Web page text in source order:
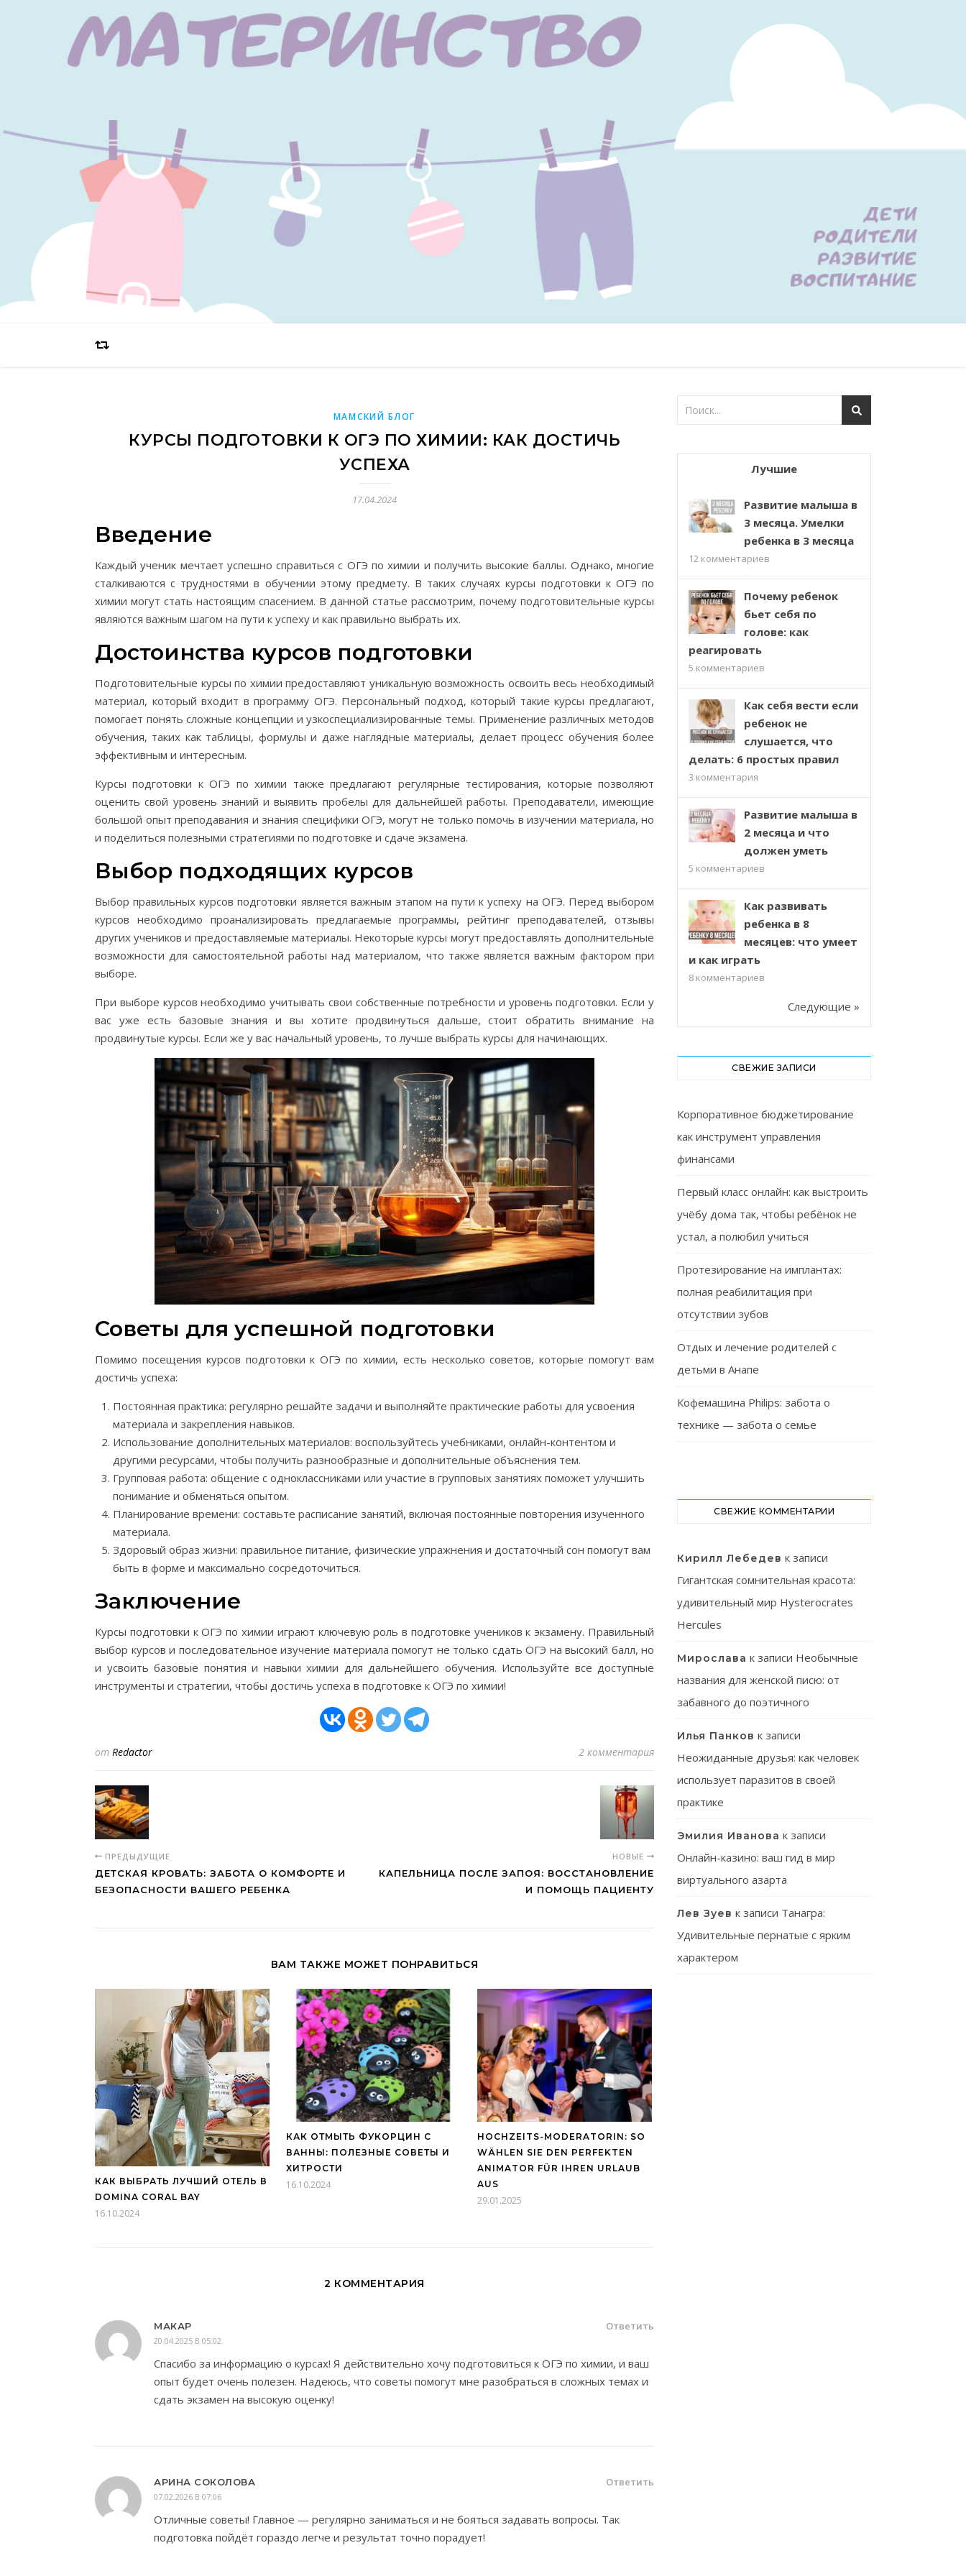
МАМСКИЙ БЛОГ
КУРСЫ ПОДГОТОВКИ К ОГЭ ПО ХИМИИ: КАК ДОСТИЧЬ
УСПЕХА
17.04.2024
Введение
Каждый ученик мечтает успешно справиться с ОГЭ по химии и получить высокие баллы. Однако, многие
сталкиваются с трудностями в обучении этому предмету. В таких случаях курсы подготовки к ОГЭ по
химии могут стать настоящим спасением. В данной статье рассмотрим, почему подготовительные курсы
являются важным шагом на пути к успеху и как правильно выбрать их.
Достоинства курсов подготовки
Подготовительные курсы по химии предоставляют уникальную возможность освоить весь необходимый
материал, который входит в программу ОГЭ. Персональный подход, который такие курсы предлагают,
помогает понять сложные концепции и узкоспециализированные темы. Применение различных методов
обучения, таких как таблицы, формулы и даже наглядные материалы, делает процесс обучения более
эффективным и интересным.
Курсы подготовки к ОГЭ по химии также предлагают регулярные тестирования, которые позволяют
оценить свой уровень знаний и выявить пробелы для дальнейшей работы. Преподаватели, имеющие
большой опыт преподавания и знания специфики ОГЭ, могут не только помочь в изучении материала, но
и поделиться полезными стратегиями по подготовке и сдаче экзамена.
Выбор подходящих курсов
Выбор правильных курсов подготовки является важным этапом на пути к успеху на ОГЭ. Перед выбором
курсов необходимо проанализировать предлагаемые программы, рейтинг преподавателей, отзывы
других учеников и предоставляемые материалы. Некоторые курсы могут предоставлять дополнительные
возможности для самостоятельной работы над материалом, что также является важным фактором при
выборе.
При выборе курсов необходимо учитывать свои собственные потребности и уровень подготовки. Если у
вас уже есть базовые знания и вы хотите продвинуться дальше, стоит обратить внимание на
продвинутые курсы. Если же у вас начальный уровень, то лучше выбрать курсы для начинающих.
Советы для успешной подготовки
Помимо посещения курсов подготовки к ОГЭ по химии, есть несколько советов, которые помогут вам
достичь успеха:
Постоянная практика: регулярно решайте задачи и выполняйте практические работы для усвоения
материала и закрепления навыков.
Использование дополнительных материалов: воспользуйтесь учебниками, онлайн-контентом и
другими ресурсами, чтобы получить разнообразные и дополнительные объяснения тем.
Групповая работа: общение с одноклассниками или участие в групповых занятиях поможет улучшить
понимание и обменяться опытом.
Планирование времени: составьте расписание занятий, включая постоянные повторения изученного
материала.
Здоровый образ жизни: правильное питание, физические упражнения и достаточный сон помогут вам
быть в форме и максимально сосредоточиться.
Заключение
Курсы подготовки к ОГЭ по химии играют ключевую роль в подготовке учеников к экзамену. Правильный
выбор курсов и последовательное изучение материала помогут не только сдать ОГЭ на высокий балл, но
и усвоить базовые понятия и навыки химии для дальнейшего обучения. Используйте все доступные
инструменты и стратегии, чтобы достичь успеха в подготовке к ОГЭ по химии!
от Redactor 2 комментария
ПРЕДЫДУЩИЕ
ДЕТСКАЯ КРОВАТЬ: ЗАБОТА О КОМФОРТЕ И
БЕЗОПАСНОСТИ ВАШЕГО РЕБЕНКА
НОВЫЕ
КАПЕЛЬНИЦА ПОСЛЕ ЗАПОЯ: ВОССТАНОВЛЕНИЕ
И ПОМОЩЬ ПАЦИЕНТУ
ВАМ ТАКЖЕ МОЖЕТ ПОНРАВИТЬСЯ
КАК ВЫБРАТЬ ЛУЧШИЙ ОТЕЛЬ В
DOMINA CORAL BAY
16.10.2024
КАК ОТМЫТЬ ФУКОРЦИН С
ВАННЫ: ПОЛЕЗНЫЕ СОВЕТЫ И
ХИТРОСТИ
16.10.2024
HOCHZEITS-MODERATORIN: SO
WÄHLEN SIE DEN PERFEKTEN
ANIMATOR FÜR IHREN URLAUB
AUS
29.01.2025
2 КОММЕНТАРИЯ
МАКАР
20.04.2025 В 05:02
Ответить
Спасибо за информацию о курсах! Я действительно хочу подготовиться к ОГЭ по химии, и ваш
опыт будет очень полезен. Надеюсь, что советы помогут мне разобраться в сложных темах и
сдать экзамен на высокую оценку!
АРИНА СОКОЛОВА
07.02.2026 В 07:06
Ответить
Отличные советы! Главное — регулярно заниматься и не бояться задавать вопросы. Так
подготовка пойдёт гораздо легче и результат точно порадует!
Лучшие
Развитие малыша в
3 месяца. Умелки
ребенка в 3 месяца
12 комментариев
Почему ребенок
бьет себя по
голове: как
реагировать
5 комментариев
Как себя вести если
ребенок не
слушается, что
делать: 6 простых правил
3 комментария
Развитие малыша в
2 месяца и что
должен уметь
5 комментариев
Как развивать
ребенка в 8
месяцев: что умеет
и как играть
8 комментариев
Следующие »
СВЕЖИЕ ЗАПИСИ
Корпоративное бюджетирование
как инструмент управления
финансами
Первый класс онлайн: как выстроить
учёбу дома так, чтобы ребёнок не
устал, а полюбил учиться
Протезирование на имплантах:
полная реабилитация при
отсутствии зубов
Отдых и лечение родителей с
детьми в Анапе
Кофемашина Philips: забота о
технике — забота о семье
СВЕЖИЕ КОММЕНТАРИИ
Кирилл Лебедев к записи
Гигантская сомнительная красота:
удивительный мир Hysterocrates
Hercules
Мирослава к записи Необычные
названия для женской писю: от
забавного до поэтичного
Илья Панков к записи
Неожиданные друзья: как человек
использует паразитов в своей
практике
Эмилия Иванова к записи
Онлайн-казино: ваш гид в мир
виртуального азарта
Лев Зуев к записи Танагра:
Удивительные пернатые с ярким
характером